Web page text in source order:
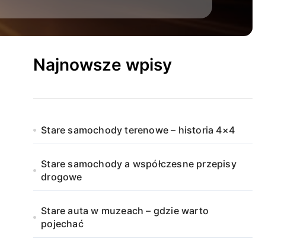
Najnowsze wpisy
Stare samochody terenowe – historia 4×4
Stare samochody a współczesne przepisy
drogowe
Stare auta w muzeach – gdzie warto
pojechać